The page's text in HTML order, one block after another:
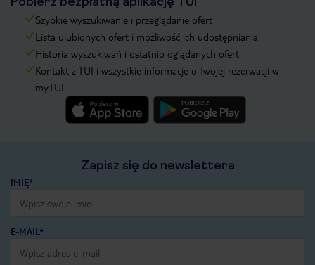
Szybkie wyszukiwanie i przeglądanie ofert
Lista ulubionych ofert i możliwość ich udostępniania
Historia wyszukiwań i ostatnio oglądanych ofert
Kontakt z TUI i wszystkie informacje o Twojej rezerwacji w
myTUI
Zapisz się do newslettera
IMIĘ*
E-MAIL*